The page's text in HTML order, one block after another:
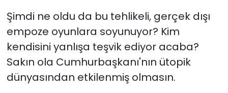
Şimdi ne oldu da bu tehlikeli, gerçek dışı
empoze oyunlara soyunuyor? Kim
kendisini yanlışa teşvik ediyor acaba?
Sakın ola Cumhurbaşkanı'nın ütopik
dünyasından etkilenmiş olmasın.